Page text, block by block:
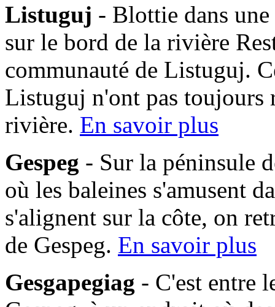
Listuguj - Blottie dans une
sur le bord de la rivière
communauté de Listuguj.
Listuguj n'ont pas toujours
rivière. En savoir plus
Gespeg - Sur la péninsule
où les baleines s'amusent
s'alignent sur la côte, on
de Gespeg. En savoir plus
Gesgapegiag - C'est entre